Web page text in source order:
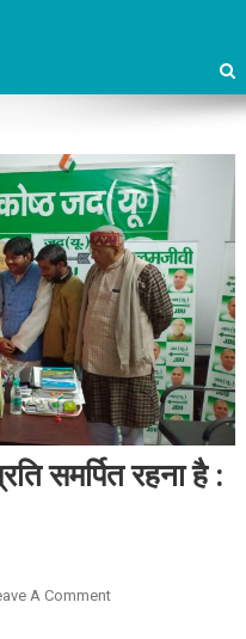
समर्पित रहना है :
A CommentOn प्रकोष्ठ से ज्यादा